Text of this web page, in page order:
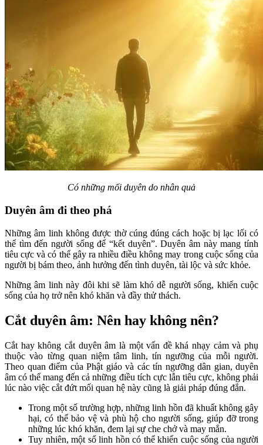
Có những mối duyên do nhân quả
Duyên âm đi theo phá
Những âm linh không được thờ cúng đúng cách hoặc bị lạc lối có
thể tìm đến người sống để “kết duyên”. Duyên âm này mang tính
tiêu cực và có thể gây ra nhiều điều không may trong cuộc sống của
người bị bám theo, ảnh hưởng đến tình duyên, tài lộc và sức khỏe.
Những âm linh này đôi khi sẽ làm khó dễ người sống, khiến cuộc
sống của họ trở nên khó khăn và đầy thử thách.
Cắt duyên âm: Nên hay không nên?
Cắt hay không cắt duyên âm là một vấn đề khá nhạy cảm và phụ
thuộc vào từng quan niệm tâm linh, tín ngưỡng của mỗi người.
Theo quan điểm của Phật giáo và các tín ngưỡng dân gian, duyên
âm có thể mang đến cả những điều tích cực lẫn tiêu cực, không phải
lúc nào việc cắt đứt mối quan hệ này cũng là giải pháp đúng đắn.
Trong một số trường hợp, những linh hồn đã khuất không gây
hại, có thể bảo vệ và phù hộ cho người sống, giúp đỡ trong
những lúc khó khăn, đem lại sự che chở và may mắn.
Tuy nhiên, một số linh hồn có thể khiến cuộc sống của người